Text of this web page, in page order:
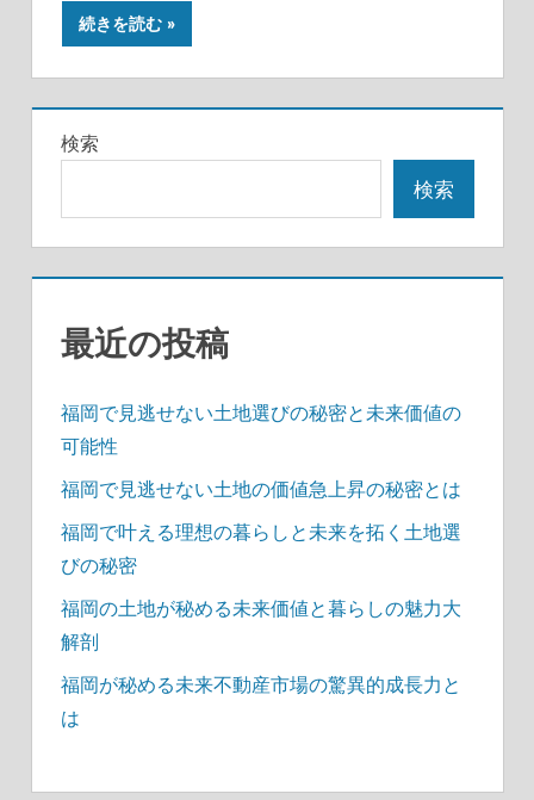
続きを読む
検索
検索
最近の投稿
福岡で見逃せない土地選びの秘密と未来価値の
可能性
福岡で見逃せない土地の価値急上昇の秘密とは
福岡で叶える理想の暮らしと未来を拓く土地選
びの秘密
福岡の土地が秘める未来価値と暮らしの魅力大
解剖
福岡が秘める未来不動産市場の驚異的成長力と
は